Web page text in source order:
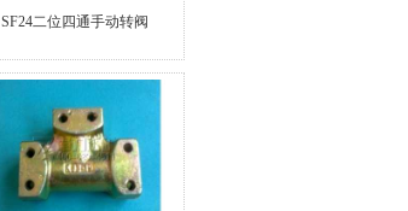
SF24二位四通手动转阀